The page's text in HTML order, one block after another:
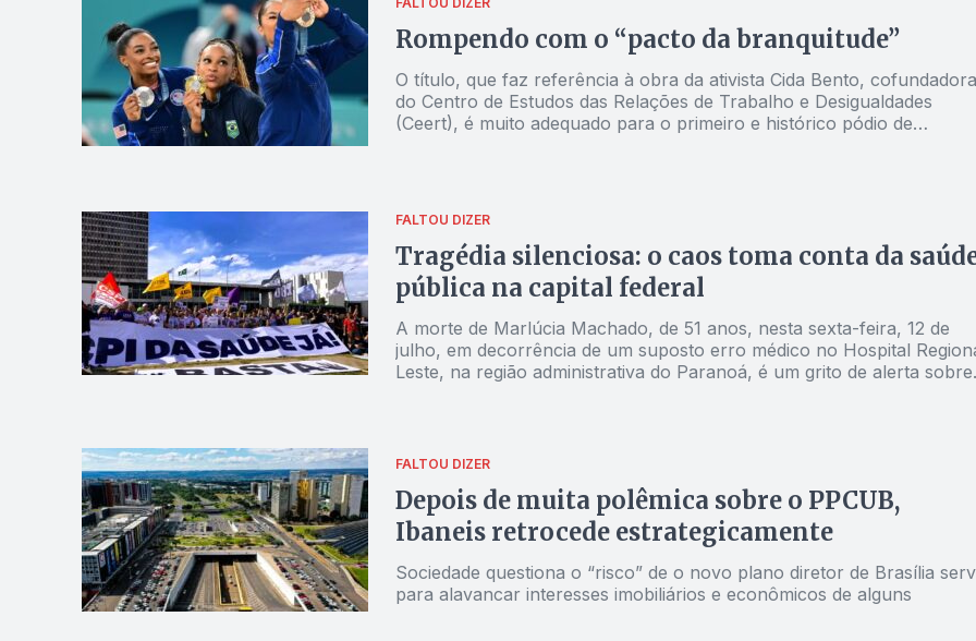
Rompendo com o “pacto da branquitude”
O título, que faz referência à obra da ativista Cida Bento, cofundadora
do Centro de Estudos das Relações de Trabalho e Desigualdades
(Ceert), é muito adequado para o primeiro e histórico pódio de
FALTOU DIZER
Tragédia silenciosa: o caos toma conta da
pública na capital federal
A morte de Marlúcia Machado, de 51 anos, nesta sexta-feira, 12 de
julho, em decorrência de um suposto erro médico no Hospital
Leste, na região administrativa do Paranoá, é um grito de alerta sobre
FALTOU DIZER
Depois de muita polêmica sobre o PPCUB,
Ibaneis retrocede estrategicamente
Sociedade questiona o “risco” de o novo plano diretor de Brasília
para alavancar interesses imobiliários e econômicos de alguns